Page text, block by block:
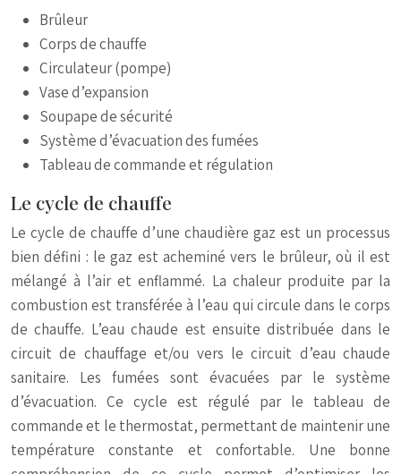
Brûleur
Corps de chauffe
Circulateur (pompe)
Vase d’expansion
Soupape de sécurité
Système d’évacuation des fumées
Tableau de commande et régulation
Le cycle de chauffe
Le cycle de chauffe d’une chaudière gaz est un processus
bien défini : le gaz est acheminé vers le brûleur, où il est
mélangé à l’air et enflammé. La chaleur produite par la
combustion est transférée à l’eau qui circule dans le corps
de chauffe. L’eau chaude est ensuite distribuée dans le
circuit de chauffage et/ou vers le circuit d’eau chaude
sanitaire. Les fumées sont évacuées par le système
d’évacuation. Ce cycle est régulé par le tableau de
commande et le thermostat, permettant de maintenir une
température constante et confortable. Une bonne